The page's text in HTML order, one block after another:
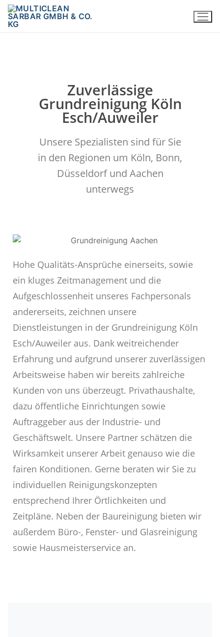
Zuverlässige
Grundreinigung Köln
Esch/Auweiler
Unsere Spezialisten sind für Sie
in den Regionen um Köln, Bonn,
Düsseldorf und Aachen
unterwegs
Hohe Qualitäts-Ansprüche einerseits, sowie
ein kluges Zeitmanagement und die
Aufgeschlossenheit unseres Fachpersonals
andererseits, zeichnen unsere
Dienstleistungen in der Grundreinigung Köln
Esch/Auweiler aus. Dank weitreichender
Erfahrung und aufgrund unserer zuverlässigen
Arbeitsweise haben wir bereits zahlreiche
Kunden von uns überzeugt. Privathaushalte,
dazu öffentliche Einrichtungen sowie
Auftraggeber aus der Industrie- und
Geschäftswelt. Unsere Partner schätzen die
Wirksamkeit unserer Arbeit genauso wie die
fairen Konditionen. Gerne beraten wir Sie zu
individuellen Reinigungskonzepten
entsprechend Ihrer Örtlichkeiten und
Zeitpläne. Neben der Baureinigung bieten wir
außerdem Büro-, Fenster- und Glasreinigung
sowie Hausmeisterservice an.